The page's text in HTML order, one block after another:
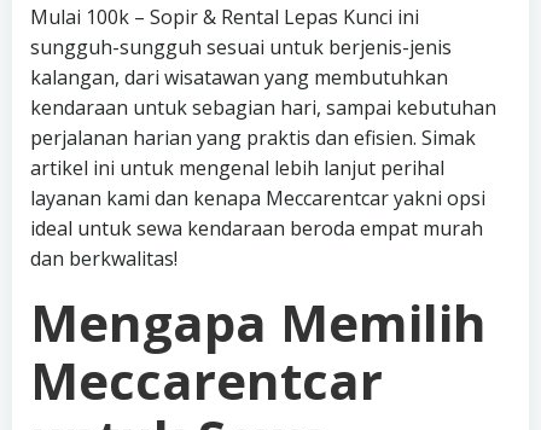
Mulai 100k – Sopir & Rental Lepas Kunci ini
sungguh-sungguh sesuai untuk berjenis-jenis
kalangan, dari wisatawan yang membutuhkan
kendaraan untuk sebagian hari, sampai kebutuhan
perjalanan harian yang praktis dan efisien. Simak
artikel ini untuk mengenal lebih lanjut perihal
layanan kami dan kenapa Meccarentcar yakni opsi
ideal untuk sewa kendaraan beroda empat murah
dan berkwalitas!
Mengapa Memilih
Meccarentcar